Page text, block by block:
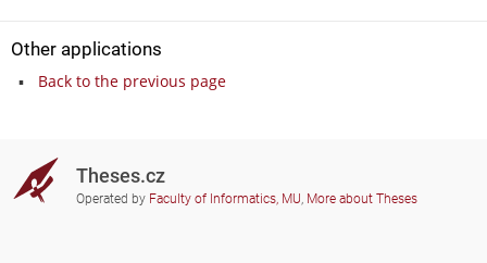
Other applications
Back to the previous page
Theses.cz
Operated by Faculty of Informatics, MU, More about Theses